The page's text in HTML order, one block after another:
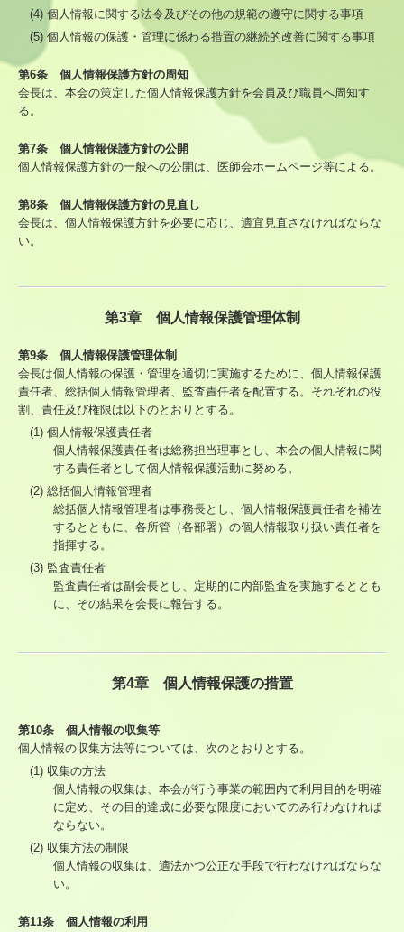
(4) 個人情報に関する法令及びその他の規範の遵守に関する事項
(5) 個人情報の保護・管理に係わる措置の継続的改善に関する事項
第6条 個人情報保護方針の周知
会長は、本会の策定した個人情報保護方針を会員及び職員へ周知す
る。
第7条 個人情報保護方針の公開
個人情報保護方針の一般への公開は、医師会ホームページ等による。
第8条 個人情報保護方針の見直し
会長は、個人情報保護方針を必要に応じ、適宜見直さなければならな
い。
第3章 個人情報保護管理体制
第9条 個人情報保護管理体制
会長は個人情報の保護・管理を適切に実施するために、個人情報保護
責任者、総括個人情報管理者、監査責任者を配置する。それぞれの役
割、責任及び権限は以下のとおりとする。
(1) 個人情報保護責任者
個人情報保護責任者は総務担当理事とし、本会の個人情報に関
する責任者として個人情報保護活動に努める。
(2) 総括個人情報管理者
総括個人情報管理者は事務長とし、個人情報保護責任者を補佐
するとともに、各所管（各部署）の個人情報取り扱い責任者を
指揮する。
(3) 監査責任者
監査責任者は副会長とし、定期的に内部監査を実施するととも
に、その結果を会長に報告する。
第4章 個人情報保護の措置
第10条 個人情報の収集等
個人情報の収集方法等については、次のとおりとする。
(1) 収集の方法
個人情報の収集は、本会が行う事業の範囲内で利用目的を明確
に定め、その目的達成に必要な限度においてのみ行わなければ
ならない。
(2) 収集方法の制限
個人情報の収集は、適法かつ公正な手段で行わなければならな
い。
第11条 個人情報の利用